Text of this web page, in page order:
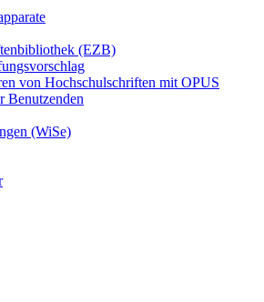
(EZB)
von Hochschulschriften mit OPUS
Benutzenden
(WiSe)